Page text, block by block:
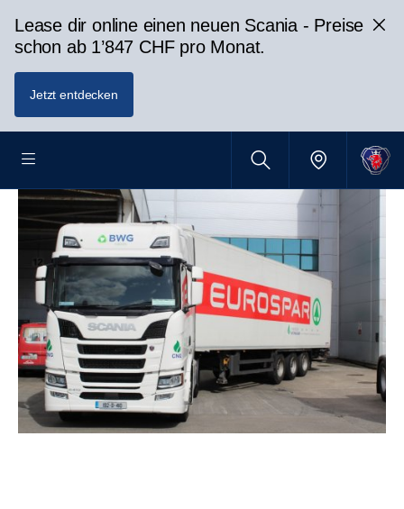
Lease dir online einen neuen Scania - Preise
schon ab 1’847 CHF pro Monat.
Jetzt entdecken